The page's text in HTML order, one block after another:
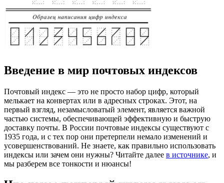
Введение в мир почтовых индексов
Почтовый индекс — это не просто набор цифр, который
мелькает на конвертах или в адресных строках. Этот, на
первый взгляд, незамысловатый элемент, является важной
частью системы, обеспечивающей эффективную и быструю
доставку почты. В России почтовые индексы существуют с
1935 года, и с тех пор они претерпели немало изменений и
усовершенствований. Не знаете, как правильно использовать
индексы или зачем они нужны? Читайте далее в источнике, и
мы разберем все тонкости и нюансы!